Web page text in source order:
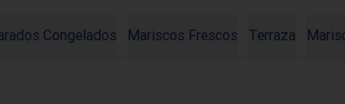
Congelados Mariscos Frescos Terraza